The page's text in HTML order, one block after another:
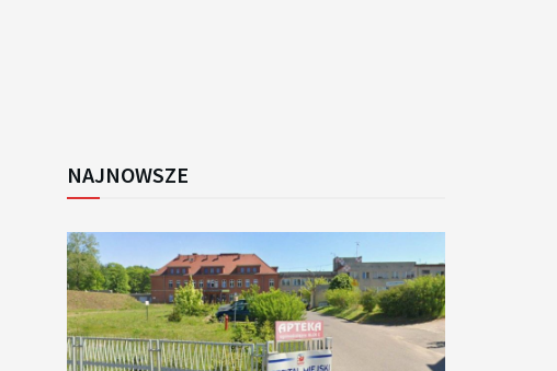
NAJNOWSZE